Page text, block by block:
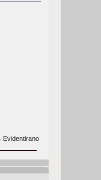
Evidentirano